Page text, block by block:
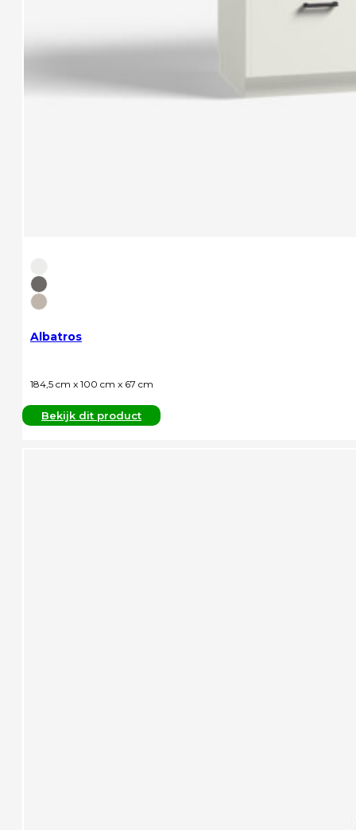
Albatros
184,5 cm x 100 cm x 67 cm
Bekijk dit product